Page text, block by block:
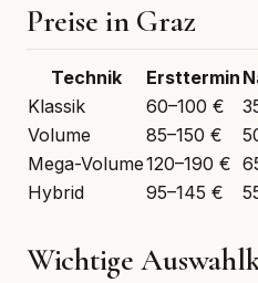
Preise in Graz
Technik Ersttermin
Klassik
60–100 €
Volume
85–150 €
Mega-Volume120–190 €
Hybrid
95–145 €
Wichtige